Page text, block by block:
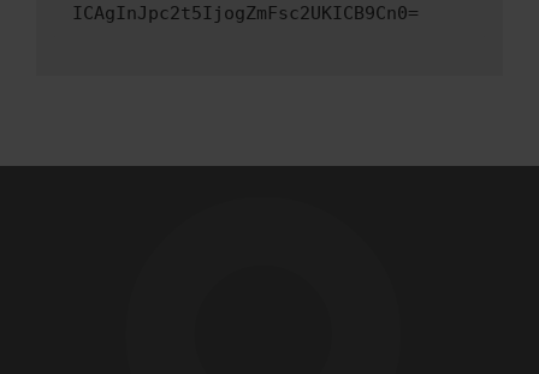
ICAgInJpc2t5IjogZmFsc2UKICB9Cn0=